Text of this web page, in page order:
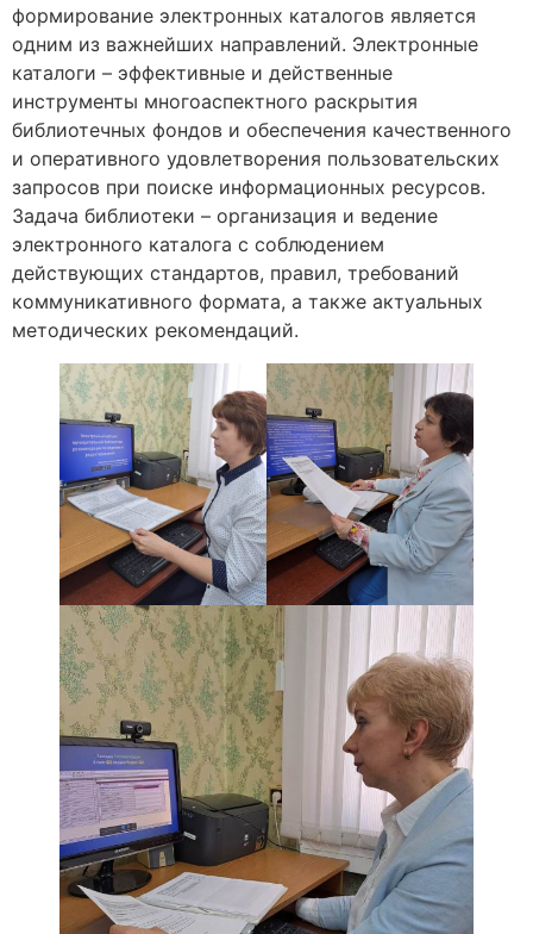
формирование электронных каталогов является
одним из важнейших направлений. Электронные
каталоги – эффективные и действенные
инструменты многоаспектного раскрытия
библиотечных фондов и обеспечения качественного
и оперативного удовлетворения пользовательских
запросов при поиске информационных ресурсов.
Задача библиотеки – организация и ведение
электронного каталога с соблюдением
действующих стандартов, правил, требований
коммуникативного формата, а также актуальных
методических рекомендаций.